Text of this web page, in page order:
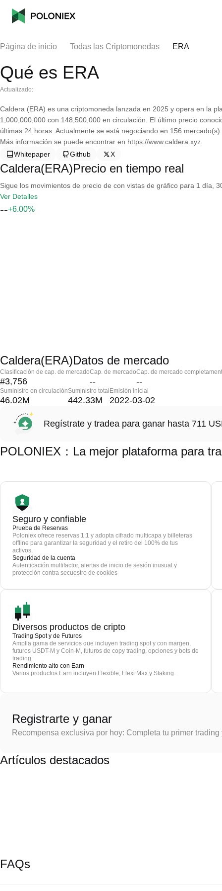
Página de inicio Todas las Criptomonedas ERA
Qué es ERA
Actualizado:
Caldera (ERA) es una criptomoneda lanzada en 2025 y opera en la
1,000,000,000 con 148,500,000 en circulación. El último precio
últimas 24 horas. Actualmente se está negociando en 156
Más información se puede encontrar en https://www.caldera.xyz.
Whitepaper
Github X
Caldera(ERA)Precio en tiempo real
Sigue los movimientos de precio de con vistas de gráfico para 1 día,
Ver Detalles
--+6.00%
Caldera(ERA)Datos de mercado
Clasificación de cap. de mercado
#3,756
Cap. de mercado
--
Cap. de mercado
--
Suministro en circulación
46.02M
Suministro total
442.33M
Emisión inicial
2022-03-02
Regístrate y tradea para ganar hasta 711
POLONIEX：La mejor plataforma para
Seguro y confiable
Prueba de Reservas
Poloniex ofrece reservas 1:1 y adopta cifrado multicapa y billeteras
offline para garantizar la seguridad y el retiro del 100% de tus
activos.
Seguridad de la cuenta
Autenticación multifactor, alertas de inicio de sesión inusual y
protección contra secuestro de cookies
Diversos productos de cripto
Trading Spot y de Futuros
Amplia gama de servicios que incluyen trading spot y con margen,
futuros USDT-M y Coin-M, futuros de copy trading, opciones y bots de
trading.
Rendimiento alto con Earn
Varios productos Earn incluyen Flexible, Flexi Max y Staking.
Registrarte y ganar
Recompensa exclusiva por hoy: Completa tu primer
Artículos destacados
FAQs